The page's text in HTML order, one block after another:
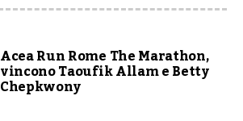
Acea Run Rome The Marathon,
vincono Taoufik Allam e Betty
Chepkwony